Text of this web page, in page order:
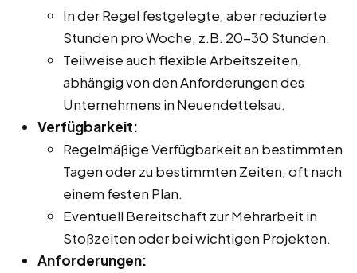
In der Regel festgelegte, aber reduzierte
Stunden pro Woche, z.B. 20-30 Stunden.
Teilweise auch flexible Arbeitszeiten,
abhängig von den Anforderungen des
Unternehmens in Neuendettelsau.
Verfügbarkeit:
Regelmäßige Verfügbarkeit an bestimmten
Tagen oder zu bestimmten Zeiten, oft nach
einem festen Plan.
Eventuell Bereitschaft zur Mehrarbeit in
Stoßzeiten oder bei wichtigen Projekten.
Anforderungen: